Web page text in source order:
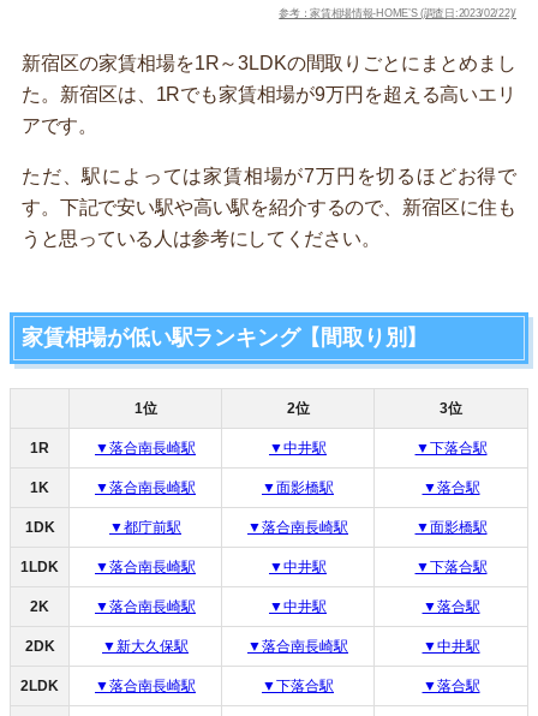
参考：家賃相場情報-HOME’S (調査日:2023/02/22)/
新宿区の家賃相場を1R～3LDKの間取りごとにまとめまし
た。新宿区は、1Rでも家賃相場が9万円を超える高いエリ
アです。
ただ、駅によっては家賃相場が7万円を切るほどお得で
す。下記で安い駅や高い駅を紹介するので、新宿区に住も
うと思っている人は参考にしてください。
家賃相場が低い駅ランキング【間取り別】
1位 2位 3位
1R ▼落合南長崎駅 ▼中井駅 ▼下落合駅
1K ▼落合南長崎駅 ▼面影橋駅 ▼落合駅
1DK ▼都庁前駅 ▼落合南長崎駅 ▼面影橋駅
1LDK ▼落合南長崎駅 ▼中井駅 ▼下落合駅
2K ▼落合南長崎駅 ▼中井駅 ▼落合駅
2DK ▼新大久保駅 ▼落合南長崎駅 ▼中井駅
2LDK ▼落合南長崎駅 ▼下落合駅 ▼落合駅